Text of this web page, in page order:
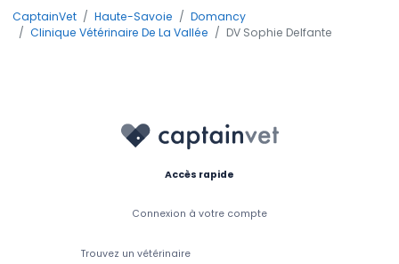
CaptainVet Haute-Savoie
Domancy
Clinique Vétérinaire De La Vallée
DV Sophie Delfante
Accès rapide
Connexion à votre compte
Trouvez un vétérinaire